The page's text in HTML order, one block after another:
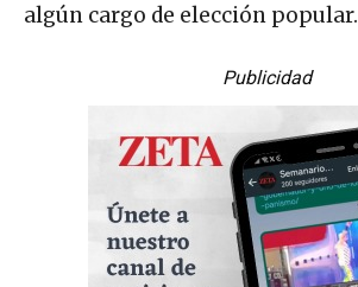
algún cargo de elección popular.
Publicidad